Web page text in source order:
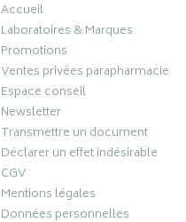
Accueil
Laboratoires & Marques
Promotions
Ventes privées parapharmacie
Espace conseil
Newsletter
Transmettre un document
Déclarer un effet indésirable
CGV
Mentions légales
Données personnelles